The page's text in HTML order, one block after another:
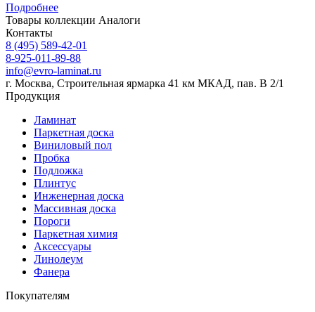
Подробнее
Товары коллекции Аналоги
Контакты
8 (495) 589-42-01
8-925-011-89-88
info@evro-laminat.ru
г. Москва, Строительная ярмарка 41 км МКАД, пав. В 2/1
Продукция
Ламинат
Паркетная доска
Виниловый пол
Пробка
Подложка
Плинтус
Инженерная доска
Массивная доска
Пороги
Паркетная химия
Аксессуары
Линолеум
Фанера
Покупателям